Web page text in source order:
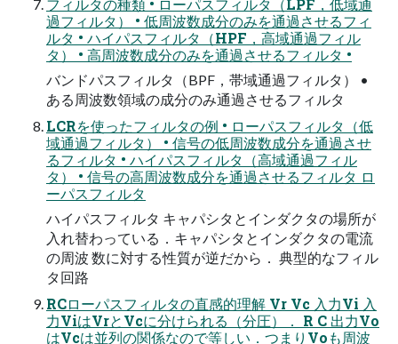
過フィルタ） • 低周波数成分のみを通過させるフィ
ルタ • ハイパスフィルタ（HPF，高域通過フィル
タ） • 高周波数成分のみを通過させるフィルタ •
バンドパスフィルタ（BPF，帯域通過フィルタ） •
ある周波数領域の成分のみ通過させるフィルタ
LCRを使ったフィルタの例 • ローパスフィルタ（低
域通過フィルタ） • 信号の低周波数成分を通過させ
るフィルタ • ハイパスフィルタ（高域通過フィル
タ） • 信号の高周波数成分を通過させるフィルタ ロ
ーパスフィルタ
ハイパスフィルタ キャパシタとインダクタの場所が
入れ替わっている．キャパシタとインダクタの電流
の周波 数に対する性質が逆だから． 典型的なフィル
タ回路
RCローパスフィルタの直感的理解 Vr Vc 入力Vi 入
力ViはVrとVcに分けられる（分圧）． R C 出力Vo
はVcは並列の関係なので等しい．つまりVoも周波